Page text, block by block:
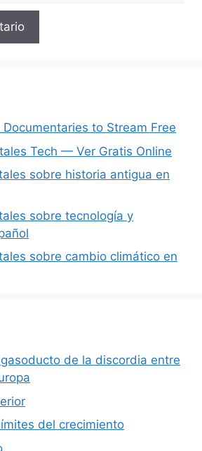
to Stream Free
Tech — Ver Gratis Online
sobre historia antigua en
sobre tecnología y
sobre cambio climático en
de la discordia entre
del crecimiento